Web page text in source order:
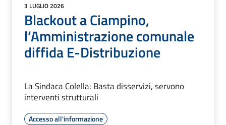
3 LUGLIO 2026
Blackout a Ciampino,
l’Amministrazione comunale
diffida E-Distribuzione
La Sindaca Colella: Basta disservizi, servono
interventi strutturali
Accesso all'informazione